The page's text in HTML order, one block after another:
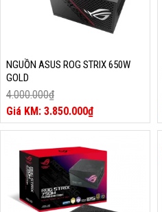
NGUỒN ASUS ROG STRIX 650W
GOLD
4.000.000₫
Giá
gốc
là:
4.000.000₫.
3.850.000₫
Giá
hiện
3.850.000₫.